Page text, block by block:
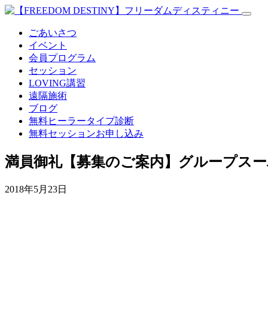
ごあいさつ
イベント
会員プログラム
セッション
LOVING講習
遠隔施術
ブログ
無料ヒーラータイプ診断
無料セッションお申し込み
満員御礼【募集のご案内】グループス
2018年5月23日